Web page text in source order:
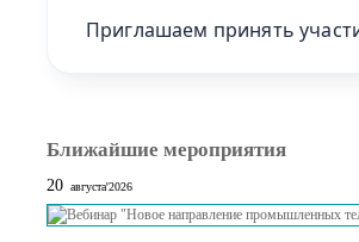
Приглашаем принять
Ближайшие мероприятия
20 августа'2026